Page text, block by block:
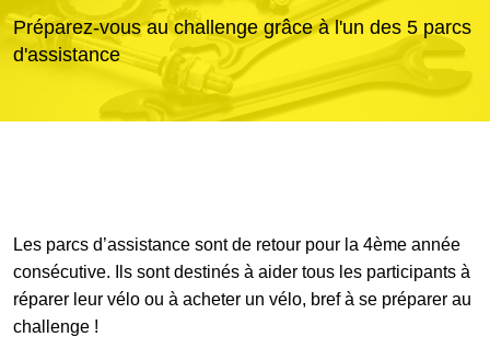
Inscription
Galerie photos
Préparez-vous au challenge grâce à l'un des 5 parcs
d'assistance
Les parcs d’assistance sont de retour pour la 4ème année
consécutive. Ils sont destinés à aider tous les participants à
réparer leur vélo ou à acheter un vélo, bref à se préparer au
challenge !